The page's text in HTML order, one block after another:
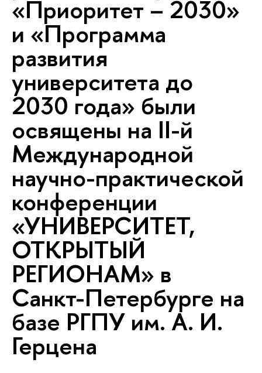
«Приоритет – 2030»
и «Программа
развития
университета до
2030 года» были
освящены на II-й
Международной
научно-практической
конференции
«УНИВЕРСИТЕТ,
ОТКРЫТЫЙ
РЕГИОНАМ» в
Санкт-Петербурге на
базе РГПУ им. А. И.
Герцена